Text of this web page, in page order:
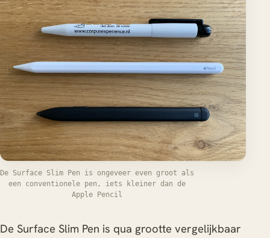
De Surface Slim Pen is ongeveer even groot als
een conventionele pen, iets kleiner dan de
Apple Pencil
De Surface Slim Pen is qua grootte vergelijkbaar